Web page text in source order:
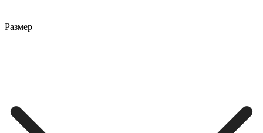
Размер